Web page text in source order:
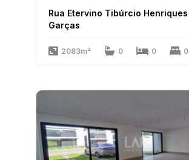
Rua Etervino Tibúrcio Henriques
Garças
2083m² 0 0 0